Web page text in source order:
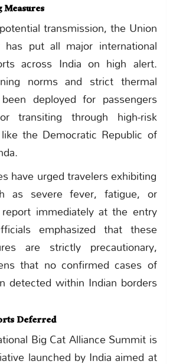
transmission, the Union
put all major international
across India on high alert.
norms and strict thermal
deployed for passengers
transiting through high-risk
the Democratic Republic of
have urged travelers exhibiting
as severe fever, fatigue, or
immediately at the entry
emphasized that these
are strictly precautionary,
that no confirmed cases of
detected within Indian borders
Deferred
Big Cat Alliance Summit is
launched by India aimed at